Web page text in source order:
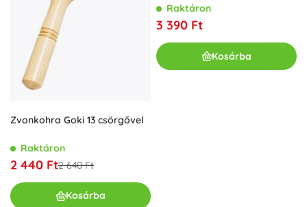
Zvonkohra Goki 13 csörgővel
Raktáron
2 440 Ft2 640 Ft
Kosárba
Raktáron
3 390 Ft
Kosárba